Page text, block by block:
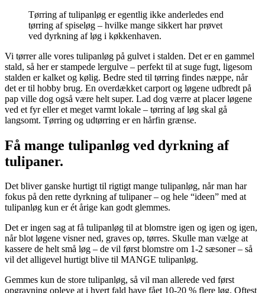
Tørring af tulipanløg er egentlig ikke anderledes end
tørring af spiseløg – hvilke mange sikkert har prøvet
ved dyrkning af løg i køkkenhaven.
Vi tørrer alle vores tulipanløg på gulvet i stalden. Det er en gammel
stald, så her er stampede lergulve – perfekt til at suge fugt, ligesom
stalden er kalket og kølig. Bedre sted til tørring findes næppe, når
det er til hobby brug. En overdækket carport og løgene udbredt på
pap ville dog også være helt super. Lad dog værre at placer løgene
ved et fyr eller et meget varmt lokale – tørring af løg skal gå
langsomt. Tørring og udtørring er en hårfin grænse.
Få mange tulipanløg ved dyrkning af
tulipaner.
Det bliver ganske hurtigt til rigtigt mange tulipanløg, når man har
fokus på den rette dyrkning af tulipaner – og hele “ideen” med at
tulipanløg kun er ét årige kan godt glemmes.
Det er ingen sag at få tulipanløg til at blomstre igen og igen og igen,
når blot løgene visner ned, graves op, tørres. Skulle man vælge at
kassere de helt små løg – de vil først blomstre om 1-2 sæsoner – så
vil det alligevel hurtigt blive til MANGE tulipanløg.
Gemmes kun de store tulipanløg, så vil man allerede ved først
opgravning opleve at i hvert fald have fået 10-20 % flere løg. Oftest